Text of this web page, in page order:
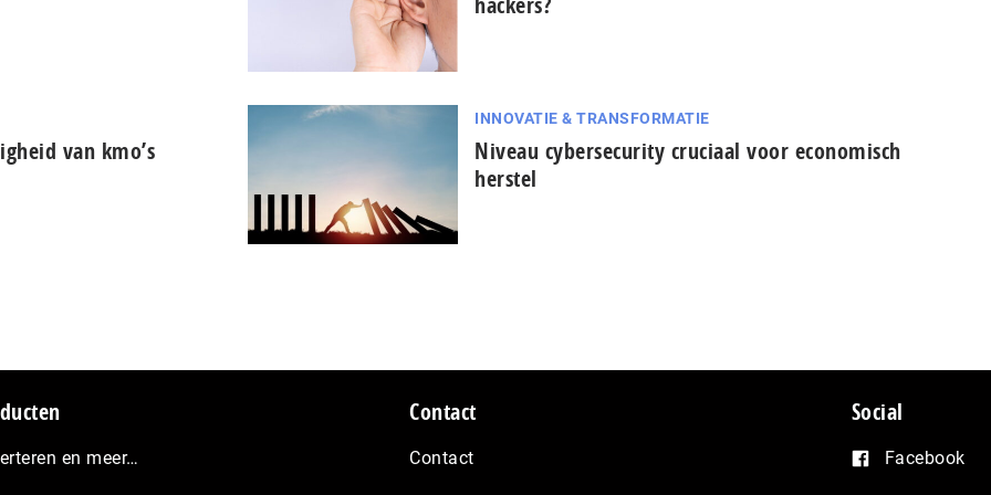
van kmo’s
INNOVATIE & TRANSFORMATIE
Niveau cybersecurity cruciaal voor economisch
herstel
en meer…
Contact
Contact
Social
Facebook